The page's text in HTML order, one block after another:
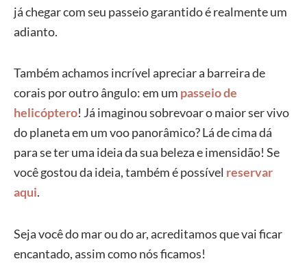
já chegar com seu passeio garantido é realmente um
adianto.
Também achamos incrível apreciar a barreira de
corais por outro ângulo: em um passeio de
helicóptero! Já imaginou sobrevoar o maior ser vivo
do planeta em um voo panorâmico? Lá de cima dá
para se ter uma ideia da sua beleza e imensidão! Se
você gostou da ideia, também é possível reservar
aqui.
Seja você do mar ou do ar, acreditamos que vai ficar
encantado, assim como nós ficamos!